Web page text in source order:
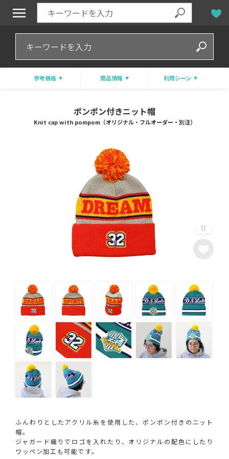
参考価格 商品情報 利用シーン
ポンポン付きニット帽
Knit cap with pompom（オリジナル・フルオーダー・別注）
17
ふんわりとしたアクリル糸を使用した、ポンポン付きのニット
帽。
ジャガード織りでロゴを入れたり、オリジナルの配色にしたり
ワッペン加工も可能です。